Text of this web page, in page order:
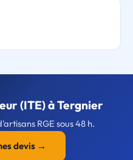
(ITE) à Tergnier
RGE sous 48 h.
devis →